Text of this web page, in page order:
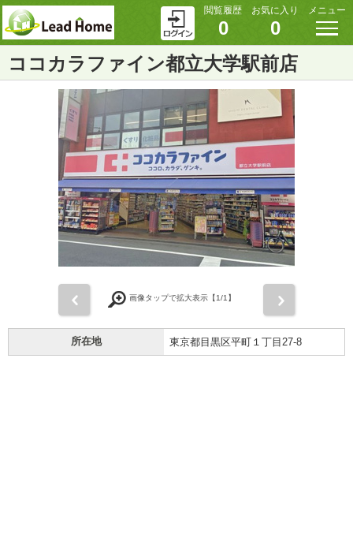
閲覧履歴
0
お気に入り
0
メニュー
ココカラファイン都立大学駅前店
画像タップで拡大表示【1/1】
所在地 東京都目黒区平町１丁目27-8